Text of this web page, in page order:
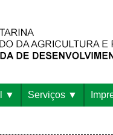
Serviços